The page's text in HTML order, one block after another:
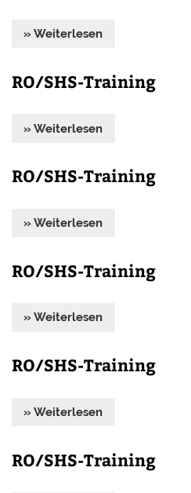
» Weiterlesen
RO/SHS-Training
» Weiterlesen
RO/SHS-Training
» Weiterlesen
RO/SHS-Training
» Weiterlesen
RO/SHS-Training
» Weiterlesen
RO/SHS-Training